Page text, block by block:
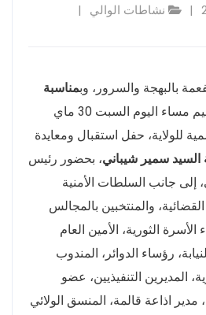
نشاطات الوالي
بالبهجة والسرور، وبمناسبة
، أُقيم مساء اليوم السبت 30 ماي
للولاية، حفل استقبال ومعايدة
السيد سمير شيباني، بحضور رئيس
إلى جانب السلطات الأمنية
والمنتخبين بالمجالس
الثورية، الأمين العام
رؤساء الدوائر، المندوب
المديرين التنفيذيين، عضو
اذاعة قالمة، المنسق الولائي